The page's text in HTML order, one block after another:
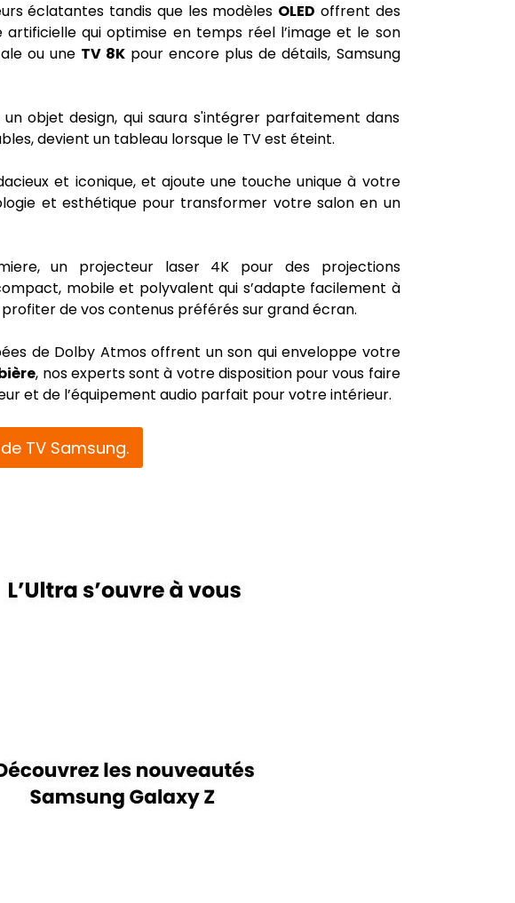
éclatantes tandis que les modèles OLED offrent des
qui optimise en temps réel l’image et le son
ou une TV 8K pour encore plus de détails, Samsung
objet design, qui saura s'intégrer parfaitement dans
devient un tableau lorsque le TV est éteint.
et iconique, et ajoute une touche unique à votre
et esthétique pour transformer votre salon en un
un projecteur laser 4K pour des projections
mobile et polyvalent qui s’adapte facilement à
de vos contenus préférés sur grand écran.
de Dolby Atmos offrent un son qui enveloppe votre
, nos experts sont à votre disposition pour vous faire
et de l’équipement audio parfait pour votre intérieur.
TV Samsung.